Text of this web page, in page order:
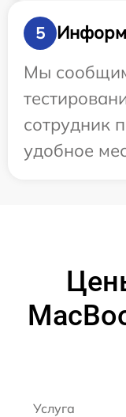
5
Мы
сотрудник
удобное
Услуга